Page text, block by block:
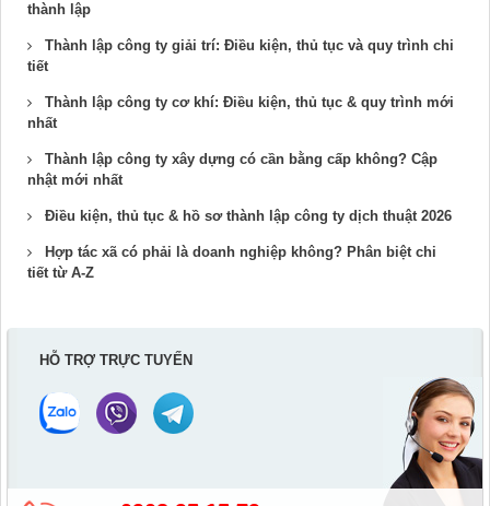
thành lập
Thành lập công ty giải trí: Điều kiện, thủ tục và quy trình chi
tiết
Thành lập công ty cơ khí: Điều kiện, thủ tục & quy trình mới
nhất
Thành lập công ty xây dựng có cần bằng cấp không? Cập
nhật mới nhất
Điều kiện, thủ tục & hồ sơ thành lập công ty dịch thuật 2026
Hợp tác xã có phải là doanh nghiệp không? Phân biệt chi
tiết từ A-Z
HỖ TRỢ TRỰC TUYẾN